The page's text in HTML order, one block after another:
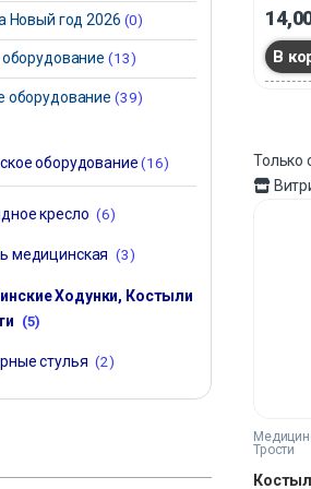
каждом
В
Только
Трости
Новый год 2026 (0)
(13)
оборудование (39)
оборудование(16)
кресло (6)
медицинская (3)
Ходунки, Костыли
(5)
стулья (2)